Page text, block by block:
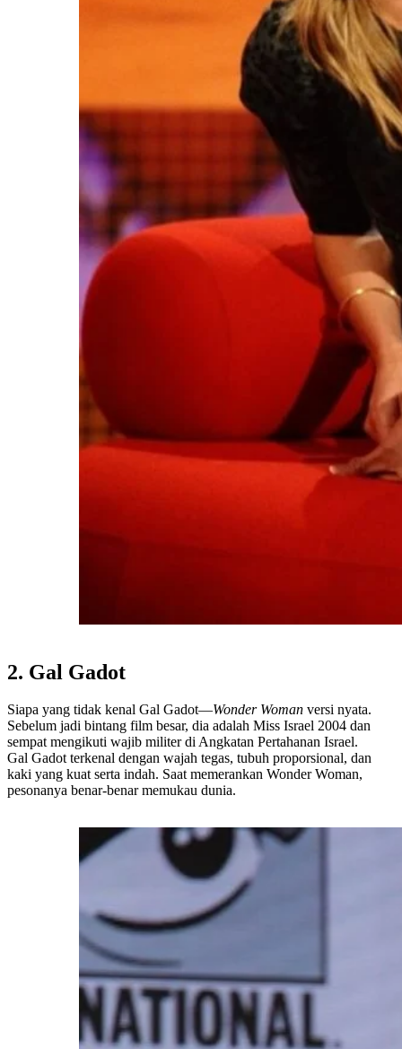
2. Gal Gadot
Siapa yang tidak kenal Gal Gadot—Wonder Woman versi nyata.
Sebelum jadi bintang film besar, dia adalah Miss Israel 2004 dan
sempat mengikuti wajib militer di Angkatan Pertahanan Israel.
Gal Gadot terkenal dengan wajah tegas, tubuh proporsional, dan
kaki yang kuat serta indah. Saat memerankan Wonder Woman,
pesonanya benar-benar memukau dunia.